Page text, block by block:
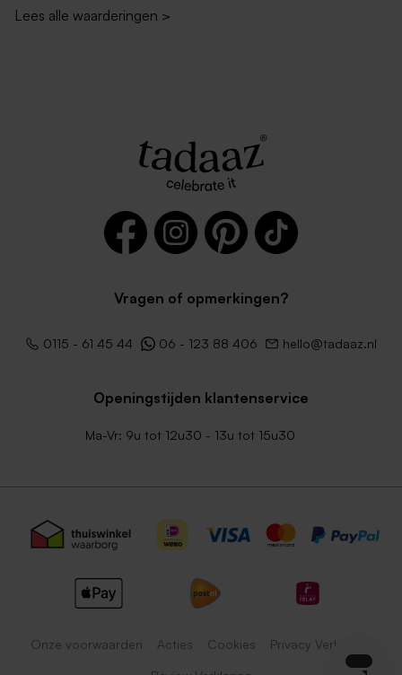
Lees alle waarderingen >
Vragen of opmerkingen?
0115 - 61 45 44 06 - 123 88 406 hello@tadaaz.nl
Openingstijden klantenservice
Ma-Vr: 9u tot 12u30 - 13u tot 15u30
Onze voorwaarden Acties Cookies Privacy Verklaring